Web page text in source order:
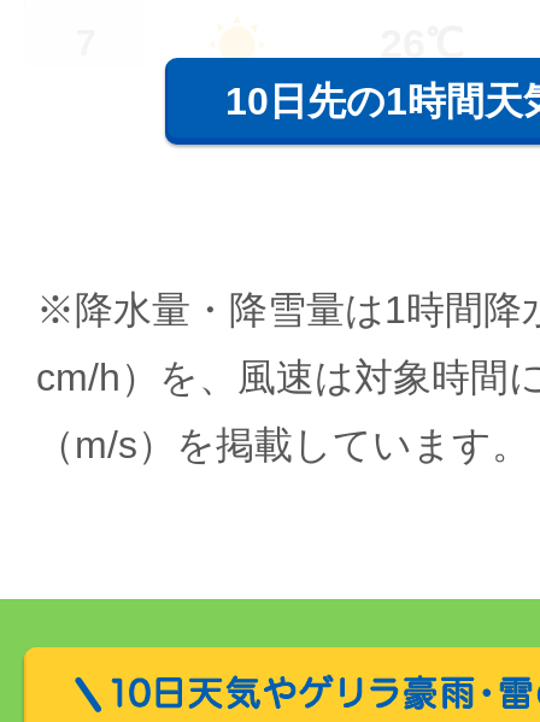
10日先の1時間天
※降水量・降雪量は1時間降
cm/h）を、風速は対象時間
（m/s）を掲載しています。